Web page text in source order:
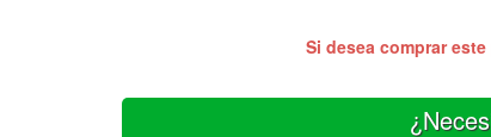
Si desea comprar